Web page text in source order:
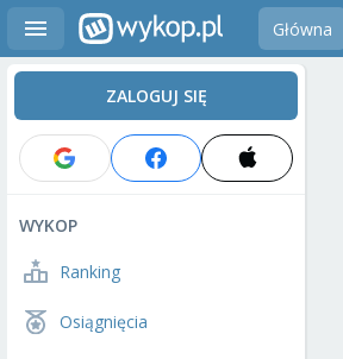
Główna
ZALOGUJ SIĘ
WYKOP
Ranking
Osiągnięcia